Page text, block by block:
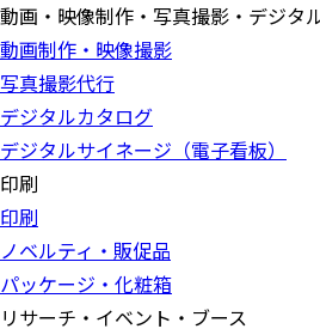
動画・映像制作・写真撮影・デジタ
動画制作・映像撮影
写真撮影代行
デジタルカタログ
デジタルサイネージ（電子看板）
印刷
印刷
ノベルティ・販促品
パッケージ・化粧箱
リサーチ・イベント・ブース